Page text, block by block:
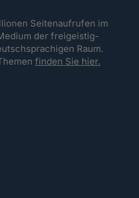
Seitenaufrufen im
der freigeistig-
Raum.
finden Sie hier.